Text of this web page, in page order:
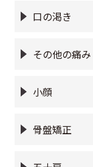
口の渇き
その他の痛み
小顔
骨盤矯正